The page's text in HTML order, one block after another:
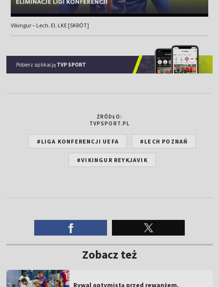
Vikingur – Lech. El. LKE [SKRÓT]
Pobierz aplikację TVP SPORT
ŹRÓDŁO:
TVPSPORT.PL
#LIGA KONFERENCJI UEFA #LECH POZNAŃ
#VIKINGUR REYKJAVIK
Zobacz też
Rywal optymistą przed rewanżem.